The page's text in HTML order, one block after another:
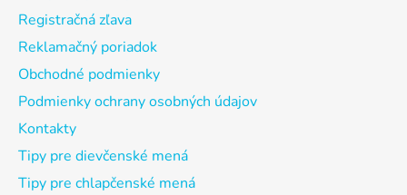
Registračná zľava
Reklamačný poriadok
Obchodné podmienky
Podmienky ochrany osobných údajov
Kontakty
Tipy pre dievčenské mená
Tipy pre chlapčenské mená